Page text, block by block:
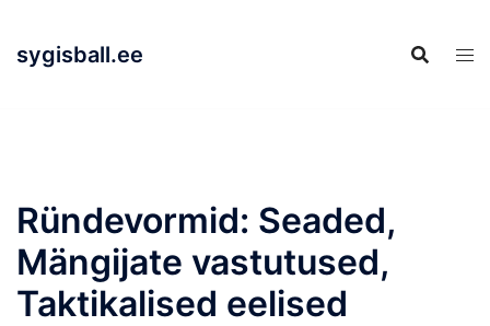
content
sygisball.ee
Ründevormid: Seaded,
Mängijate vastutused,
Taktikalised eelised